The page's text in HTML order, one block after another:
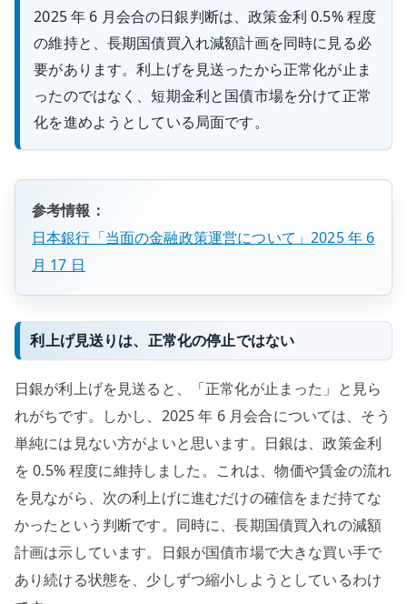
2025 年 6 月会合の日銀判断は、政策金利 0.5% 程度
の維持と、長期国債買入れ減額計画を同時に見る必
要があります。利上げを見送ったから正常化が止ま
ったのではなく、短期金利と国債市場を分けて正常
化を進めようとしている局面です。
参考情報：
日本銀行「当面の金融政策運営について」2025 年 6
月 17 日
利上げ見送りは、正常化の停止ではない
日銀が利上げを見送ると、「正常化が止まった」と見ら
れがちです。しかし、2025 年 6 月会合については、そう
単純には見ない方がよいと思います。日銀は、政策金利
を 0.5% 程度に維持しました。これは、物価や賃金の流れ
を見ながら、次の利上げに進むだけの確信をまだ持てな
かったという判断です。同時に、長期国債買入れの減額
計画は示しています。日銀が国債市場で大きな買い手で
あり続ける状態を、少しずつ縮小しようとしているわけ